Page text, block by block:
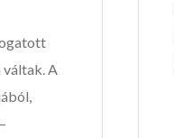
váltak. A
–